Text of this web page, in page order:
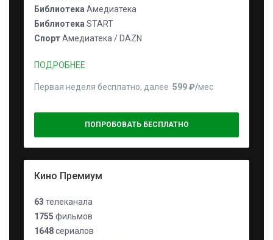
Библиотека Амедиатека
Библиотека START
СпортАмедиатека / DAZN
ПОДРОБНЕЕ
Первая неделя бесплатно, далее 599 ₽⁠/⁠мес
ПОПРОБОВАТЬ БЕСПЛАТНО
Кино Премиум
63 телеканала
1755 фильмов
1648сериалов